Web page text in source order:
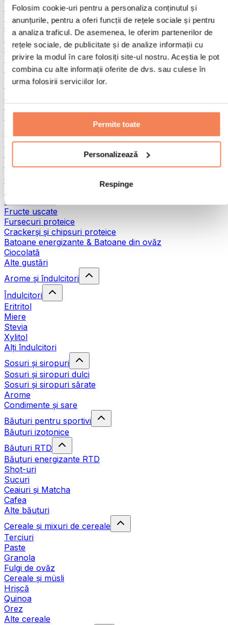
Folosim cookie-uri pentru a personaliza conținutul și
anunțurile, pentru a oferi funcții de rețele sociale și pentru
a analiza traficul. De asemenea, le oferim partenerilor de
rețele sociale, de publicitate și de analize informații cu
privire la modul în care folosiți site-ul nostru. Aceștia le pot
combina cu alte informații oferite de dvs. sau culese în
urma folosirii serviciilor lor.
Permite toate
Personalizează
Respinge
Pește
Alimente gata preparate
Ouă
Pâine și produse de patiserie
Carne
Leguminoase
Alte alimente fitness
Unturi din nuci
Unturi dulci din nuci
Superalimente verzi
Alte superalimente
Gustări proteice
Carne uscată
Fructe uscate
Fursecuri proteice
Crackerși și chipsuri proteice
Batoane energizante & Batoane din ovăz
Ciocolată
Alte gustări
Arome și îndulcitori
Îndulcitori
Eritritol
Miere
Stevia
Xylitol
Alți îndulcitori
Sosuri și siropuri
Sosuri și siropuri dulci
Sosuri și siropuri sărate
Arome
Condimente și sare
Băuturi pentru sportivi
Băuturi izotonice
Băuturi RTD
Băuturi energizante RTD
Shot-uri
Sucuri
Ceaiuri și Matcha
Cafea
Alte băuturi
Cereale și mixuri de cereale
Terciuri
Paste
Granola
Fulgi de ovăz
Cereale și müsli
Hrișcă
Quinoa
Orez
Alte cereale